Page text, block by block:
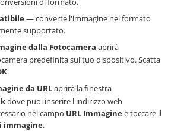
— converte l'immagine nel formato
supportato.
dalla Fotocamera aprirà
predefinita sul tuo dispositivo. Scatta
.
da URLaprirà la finestra
dove puoi inserire l'indirizzo web
nel campo URL Immaginee toccare il
immagine.